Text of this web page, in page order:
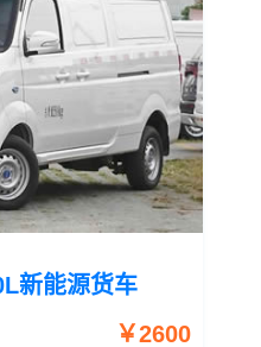
新能源货车
￥2600